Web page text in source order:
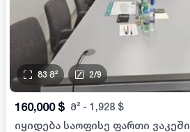
83 მ² 2/9
160,000 $ მ² - 1,928 $
იყიდება საოფისე ფართი ვაკეში